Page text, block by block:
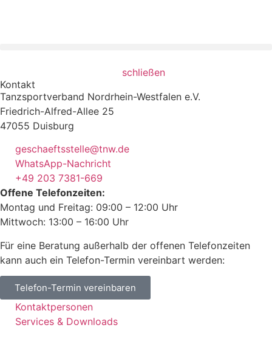
schließen
Kontakt
Tanzsportverband Nordrhein-Westfalen e.V.
Friedrich-Alfred-Allee 25
47055 Duisburg
geschaeftsstelle@tnw.de
WhatsApp-Nachricht
+49 203 7381-669
Offene Telefonzeiten:
Montag und Freitag: 09:00 – 12:00 Uhr
Mittwoch: 13:00 – 16:00 Uhr
Für eine Beratung außerhalb der offenen Telefonzeiten
kann auch ein Telefon-Termin vereinbart werden:
Telefon-Termin vereinbaren
Kontaktpersonen
Services & Downloads